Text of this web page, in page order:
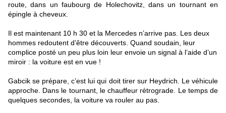
route, dans un faubourg de Holechovitz, dans un tournant en
épingle à cheveux.
Il est maintenant 10 h 30 et la Mercedes n’arrive pas. Les deux
hommes redoutent d’être découverts. Quand soudain, leur
complice posté un peu plus loin leur envoie un signal à l’aide d’un
miroir : la voiture est en vue !
Gabcik se prépare, c’est lui qui doit tirer sur Heydrich. Le véhicule
approche. Dans le tournant, le chauffeur rétrograde. Le temps de
quelques secondes, la voiture va rouler au pas.